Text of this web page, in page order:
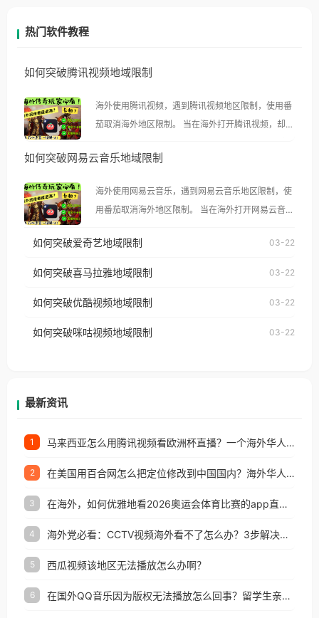
热门软件教程
如何突破腾讯视频地域限制
海外使用腾讯视频，遇到腾讯视频地区限制，使用番
茄取消海外地区限制。 当在海外打开腾讯视频，却突
示语。 海外用户如香港、澳门、台湾、美国、加拿
像其他音乐平台一样，出现地区及版权限制问题，且
仅能在中国大陆地区播放。 遇到这个问题的朋友们，
使用番茄回国加速器，即可解决「海外用户收听腾讯
台湾、美国、加拿大、澳大利亚、欧洲等国家和地区
权限制所困扰。
如何突破网易云音乐地域限制
海外使用网易云音乐，遇到网易云音乐地区限制，使
用番茄取消海外地区限制。 当在海外打开网易云音
播放”的提示语。 海外用户如香港、澳门、台湾、美
国、加拿大、澳大利亚、欧洲等国家和地区时，网易
制问题，且仅能在中国大陆地区播放。 遇到这个问题
户收听网易云音乐地区版权限制」的问题，无论人在
如何突破爱奇艺地域限制 03-22
如何突破喜马拉雅地域限制 03-22
如何突破优酷视频地域限制 03-22
如何突破咪咕视频地域限制 03-22
最新资讯
1 马来西亚怎么用腾讯视频看欧洲杯直播？一个海外华人的真实困扰与破解
2 在美国用百合网怎么把定位修改到中国国内？海外华人必备的回国加速指南
3 在海外，如何优雅地看2026奥运会体育比赛的app直播？
4 海外党必看：CCTV视频海外看不了怎么办？3步解决地区限制+追剧自由
5 西瓜视频该地区无法播放怎么办啊？
6 在国外QQ音乐因为版权无法播放怎么回事？留学生亲测有效的解决办法